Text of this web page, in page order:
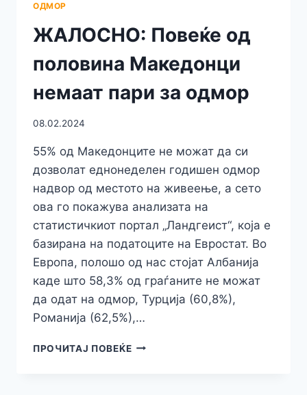
ОДМОР
ЖАЛОСНО: Повеќе од
половина Македонци
немаат пари за одмор
08.02.2024
55% од Македонците не можат да си
дозволат еднонеделен годишен одмор
надвор од местото на живеење, а сето
ова го покажува анализата на
статистичкиот портал „Ландгеист“, која е
базирана на податоците на Евростат. Во
Европа, полошо од нас стојат Албанија
каде што 58,3% од граѓаните не можат
да одат на одмор, Турција (60,8%),
Романија (62,5%),…
ПРОЧИТАЈ ПОВЕЌЕЖАЛОСНО: